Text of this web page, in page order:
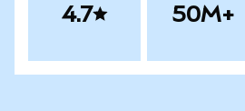
4.7 50M+